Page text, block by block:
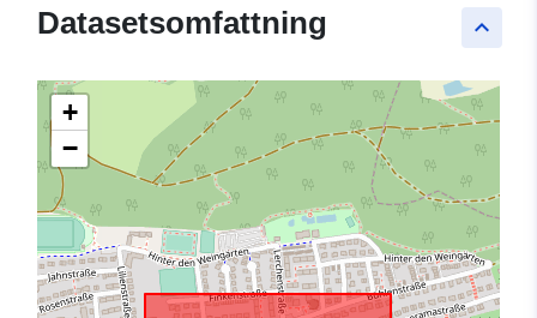
keyboard_arrow_up
Datasetsomfattning
+
−